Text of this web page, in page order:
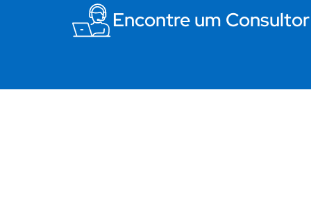
Encontre um